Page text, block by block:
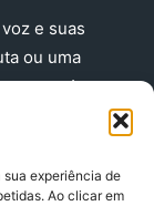
experiência de
Ao clicar em
e suas
ou uma
agora!